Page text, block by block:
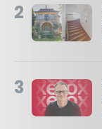
2
3